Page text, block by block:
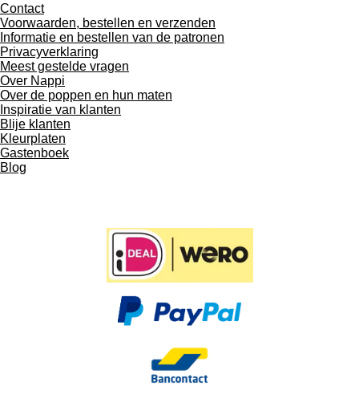
Contact
Voorwaarden, bestellen en verzenden
Informatie en bestellen van de patronen
Privacyverklaring
Meest gestelde vragen
Over Nappi
Over de poppen en hun maten
Inspiratie van klanten
Blije klanten
Kleurplaten
Gastenboek
Blog